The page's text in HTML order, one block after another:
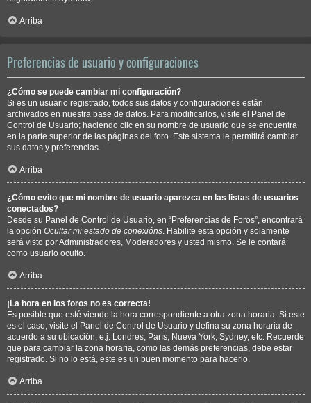
Arriba
Preferencias de usuario y configuraciones
¿Cómo se puede cambiar mi configuración?
Si es un usuario registrado, todos sus datos y configuraciones están
archivados en nuestra base de datos. Para modificarlos, visite el Panel de
Control de Usuario; haciendo clic en su nombre de usuario que se encuentra
en la parte superior de las páginas del foro. Este sistema le permitirá cambiar
sus datos y preferencias.
Arriba
¿Cómo evito que mi nombre de usuario aparezca en las listas de usuarios
conectados?
Desde su Panel de Control de Usuario, en “Preferencias de Foros”, encontrará
la opción Ocultar mi estado de conexións . Habilite esta opción y solamente
será visto por Administradores, Moderadores y usted mismo. Se le contará
como usuario oculto.
Arriba
¡La hora en los foros no es correcta!
Es posible que esté viendo la hora correspondiente a otra zona horaria. Si este
es el caso, visite el Panel de Control de Usuario y defina su zona horaria de
acuerdo a su ubicación, e.j. Londres, París, Nueva York, Sydney, etc. Recuerde
que para cambiar la zona horaria, como las demás preferencias, debe estar
registrado. Si no lo está, este es un buen momento para hacerlo.
Arriba